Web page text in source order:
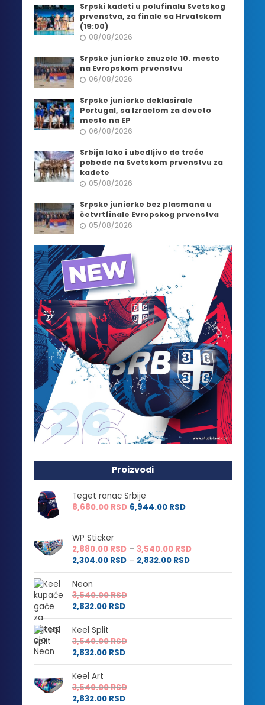
Srpski kadeti u polufinalu Svetskog
prvenstva, za finale sa Hrvatskom
(19:00)
08/08/2026
Srpske juniorke zauzele 10. mesto
na Evropskom prvenstvu
06/08/2026
Srpske juniorke deklasirale
Portugal, sa Izraelom za deveto
mesto na EP
06/08/2026
Srbija lako i ubedljivo do treće
pobede na Svetskom prvenstvu za
kadete
05/08/2026
Srpske juniorke bez plasmana u
četvrtfinale Evropskog prvenstva
05/08/2026
Proizvodi
Teget ranac Srbije
8,680.00RSD 6,944.00 RSD
WP Sticker
2,880.00RSD – 3,540.00RSDRaspon
od
2,304.00 RSD – 2,832.00 RSDRaspon
cena:
2,832.00 RSD
Neon
3,540.00RSD
2,832.00 RSD
Keel Split
3,540.00RSD
2,832.00 RSD
Keel Art
3,540.00RSD
2,832.00 RSD